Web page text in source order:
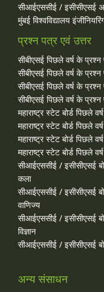
सीआईएससीई / इसीसीएसई
मुंबई विश्वविद्यालय
प्रश्न पत्र एवं उत्तर
सीबीएसई पिछले वर्ष के
सीबीएसई पिछले वर्ष के
सीबीएसई पिछले वर्ष के प्रश्न
सीबीएसई पिछले वर्ष के
महाराष्ट्र स्टेट बोर्ड पिछले
महाराष्ट्र स्टेट बोर्ड पिछले
महाराष्ट्र स्टेट बोर्ड पिछले
महाराष्ट्र स्टेट बोर्ड पिछले
सीआईएससीई / इसीसीएसई
कला
सीआईएससीई / इसीसीएसई
वाणिज्य
सीआईएससीई / इसीसीएसई
विज्ञान
सीआईएससीई / इसीसीएसई
अन्य संसाधन